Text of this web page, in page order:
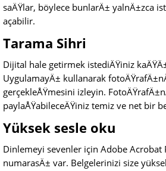
saÄŸlar, böylece bunlarÄ± yalnÄ±zca
açabilir.
Tarama Sihri
Dijital hale getirmek istediÄŸiniz
UygulamayÄ± kullanarak
gerçekleÅŸmesini izleyin.
paylaÅŸabileceÄŸiniz temiz ve net bir
Yüksek sesle oku
Dinlemeyi sevenler için Adobe Acrobat
numarasÄ± var. Belgelerinizi size